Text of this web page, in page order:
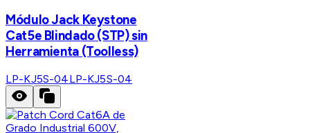
Módulo Jack Keystone
Cat5e Blindado (STP) sin
Herramienta (Toolless)
LP-KJ5S-04LP-KJ5S-04